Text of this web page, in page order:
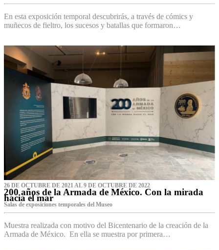
En esta exposición temporal descubrirás, a través de cómics y
muñecos de fieltro, los sucesos y batallas que formaron…
26 DE OCTUBRE DE 2021 AL 9 DE OCTUBRE DE 2022
200 años de la Armada de México. Con la mirada
hacia el mar
Salas de exposiciones temporales del Museo‌
Muestra realizada con motivo del Bicentenario de la creación de la
Armada de México. En ella se muestra por primera…